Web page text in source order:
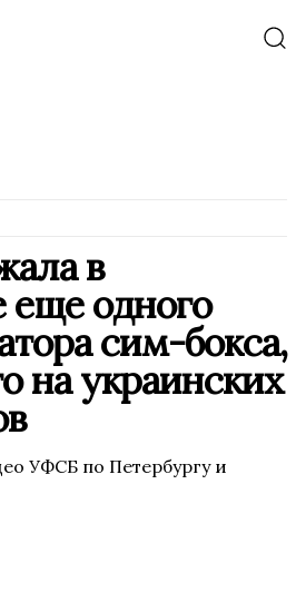
в
еще одного
сим-бокса,
на украинских